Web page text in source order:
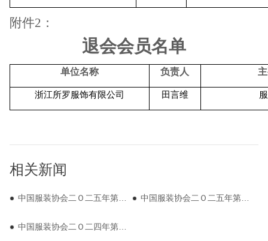
附件2：
退会会员名单
单位名称 负责人
浙江所罗服饰有限公司 田言维
相关新闻
中国服装协会二Ｏ二五年第二季度新发展会员公示名单 中国服装协会二Ｏ二五年第一季度新发展会员公示名单
中国服装协会二Ｏ二四年第三季度新发展会员公示名单